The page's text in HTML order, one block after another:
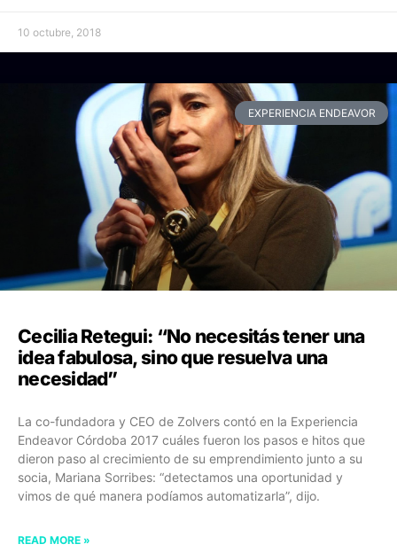
10 octubre, 2018
EXPERIENCIA ENDEAVOR
Cecilia Retegui: “No necesitás tener una
idea fabulosa, sino que resuelva una
necesidad”
La co-fundadora y CEO de Zolvers contó en la Experiencia
Endeavor Córdoba 2017 cuáles fueron los pasos e hitos que
dieron paso al crecimiento de su emprendimiento junto a su
socia, Mariana Sorribes: “detectamos una oportunidad y
vimos de qué manera podíamos automatizarla”, dijo.
READ MORE »